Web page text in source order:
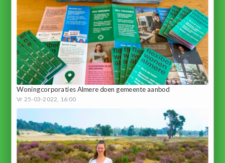
Woningcorporaties Almere doen gemeente aanbod
Vr 25-03-2022, 16:00